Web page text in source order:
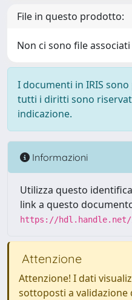
File in questo prodotto:
Non ci sono file
I documenti in IRIS
tutti i diritti sono
indicazione.
Informazioni
Utilizza questo
link a questo
https://hdl.handle.net/
Attenzione
Attenzione! I dati
sottoposti a validazione